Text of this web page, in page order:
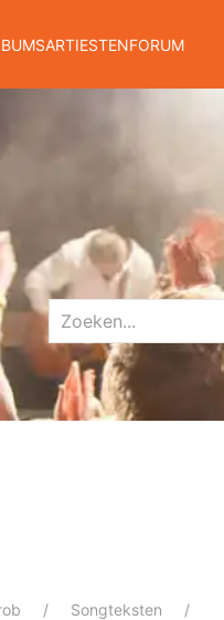
ARTIESTENFORUM
Songteksten